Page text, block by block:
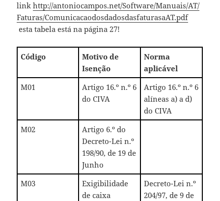
linkhttp://antoniocampos.net/Software/Manuais/AT/
Faturas/ComunicacaodosdadosdasfaturasaAT.pdf
esta tabela está na página 27!
Código
Motivo de
Isenção
Norma
aplicável
M01
Artigo 16.º n.º 6
do CIVA
Artigo 16.º n.º 6
alíneas a) a d)
do CIVA
M02
Artigo 6.º do
Decreto-Lei n.º
198/90, de 19 de
Junho
M03
Exigibilidade
de caixa
Decreto-Lei n.º
204/97, de 9 de